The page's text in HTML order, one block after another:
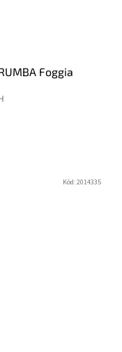
Foggia
Kód:2014335